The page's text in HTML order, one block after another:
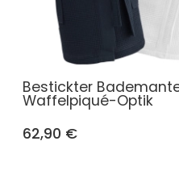
Bestickter
Waffelpiqué-Optik
62,90 €